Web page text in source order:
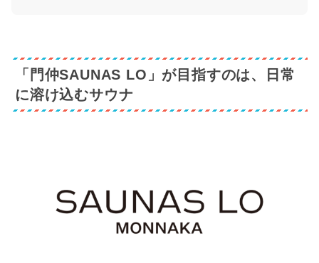
「門仲SAUNAS LO」が目指すのは、日常
に溶け込むサウナ